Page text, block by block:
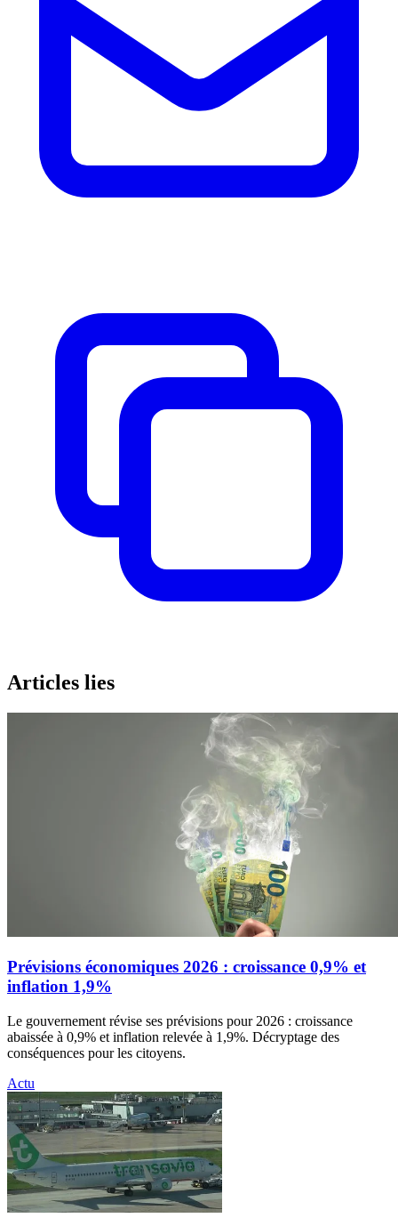
Articles lies
Prévisions économiques 2026 : croissance 0,9% et
inflation 1,9%
Le gouvernement révise ses prévisions pour 2026 : croissance
abaissée à 0,9% et inflation relevée à 1,9%. Décryptage des
conséquences pour les citoyens.
Actu